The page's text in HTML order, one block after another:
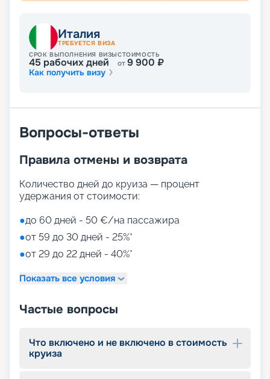
Развлечения на лайнере
Лайнер предлагает огромное разнообразие
На выбор представлены такие пространства:
релаксационный комплекс только для взрослых)
бассейнами, клубами, игровыми зонами)
для детей)
Aquapark (с открытыми игровыми
водными пушками, 3 водными горками с
эффектами виртуальной реальности)
мини-гольф и теннис
7 бассейнов
детский внутренний комплекс,
Италия
ТРЕБУЕТСЯ ВИЗА
СРОК ВЫПОЛНЕНИЯ ВИЗЫ
45 рабочих дней
СТОИМОСТЬ
от9 900 ₽
Как получить визу
Вопросы-ответы
Правила отмены и возврата
Количество дней до круиза — процент
удержания от стоимости:
●до 60 дней - 50 €/на пассажира
●от 59 до 30 дней - 25%*
●от 29 до 22 дней - 40%*
Показать все условия
Частые вопросы
Что включено и не включено в стоимость
круиза